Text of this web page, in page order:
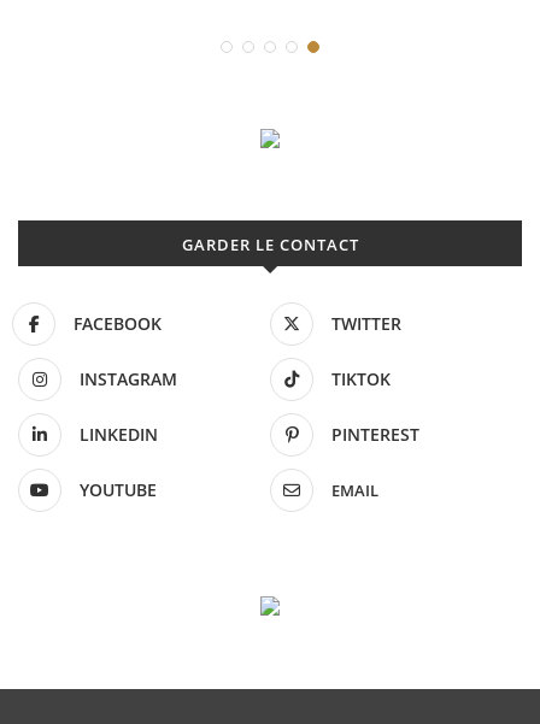
GARDER LE CONTACT
FACEBOOK TWITTER
INSTAGRAM TIKTOK
LINKEDIN PINTEREST
YOUTUBE EMAIL